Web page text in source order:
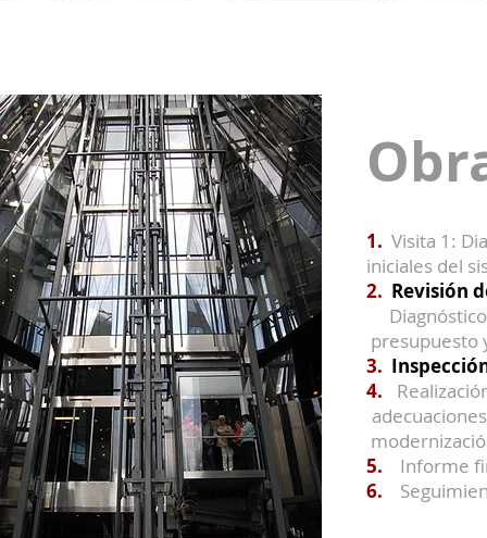
1. Visita
iniciales del
2. Revisión
presupuesto
3.
4.
5.
Informe
6.